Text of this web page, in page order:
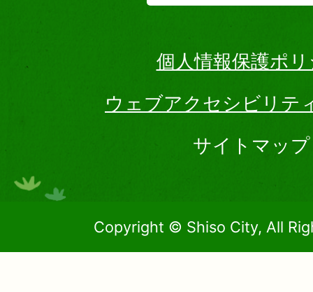
個人情報保護ポ
ウェブアクセシビリテ
サイトマップ
Copyright © Shiso City, All